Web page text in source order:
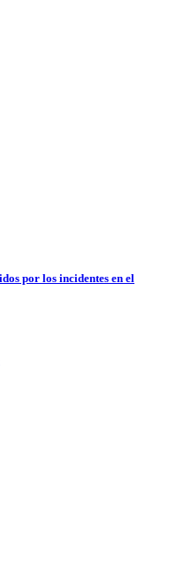
por los incidentes en el